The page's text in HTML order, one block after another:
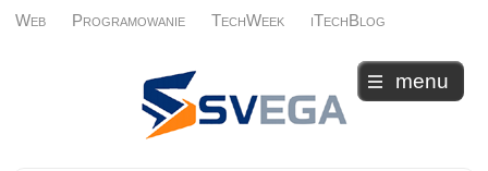
Web Programowanie TechWeek iTechBlog
menu